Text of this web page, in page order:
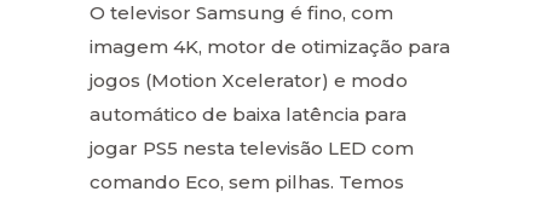
O televisor Samsung é fino, com
imagem 4K, motor de otimização para
jogos (Motion Xcelerator) e modo
automático de baixa latência para
jogar PS5 nesta televisão LED com
comando Eco, sem pilhas. Temos